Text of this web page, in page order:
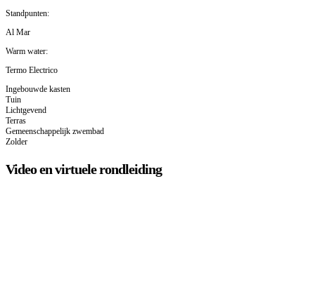
Standpunten:
Al Mar
Warm water:
Termo Electrico
Ingebouwde kasten
Tuin
Lichtgevend
Terras
Gemeenschappelijk zwembad
Zolder
Video en virtuele rondleiding